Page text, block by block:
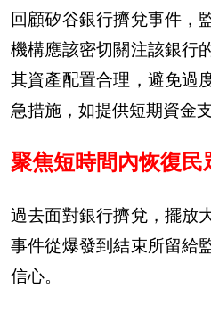
回顧矽谷銀行擠兌事件，
機構應該密切關注該銀行
其資產配置合理，避免過
急措施，如提供短期資金
聚焦短時間內恢復民
過去面對銀行擠兌，擺放
事件從爆發到結束所留給
信心。